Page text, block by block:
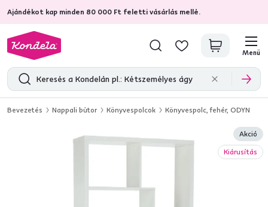
Ajándékot kap minden 80 000 Ft feletti vásárlás mellé.
4,7 31 211 ellenőrzött termékértékelések
Menü
Bevezetés Nappali bútor Könyvespolcok Könyvespolc, fehér, ODYN
Akció
Kiárusítás